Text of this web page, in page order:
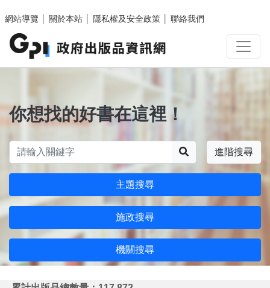
網站導覽
關於本站 隱私權及安全政策 聯絡我們
你想找的好書在這裡！
進階搜尋
主題搜尋
施政搜尋
機關搜尋